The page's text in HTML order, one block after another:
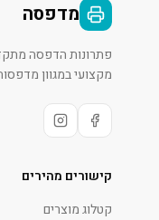
מדפסה
פתרונות הדפסה
מקצועי במגוון
קישורים מהירים
קטלוג מוצרים